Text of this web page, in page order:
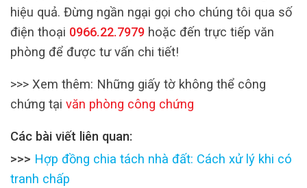
hiệu quả. Đừng ngần ngại gọi cho chúng tôi qua số
điện thoại 0966.22.7979 hoặc đến trực tiếp văn
phòng để được tư vấn chi tiết!
>>> Xem thêm: Những giấy tờ không thể công
chứng tại văn phòng công chứng
Các bài viết liên quan:
>>> Hợp đồng chia tách nhà đất: Cách xử lý khi có
tranh chấp